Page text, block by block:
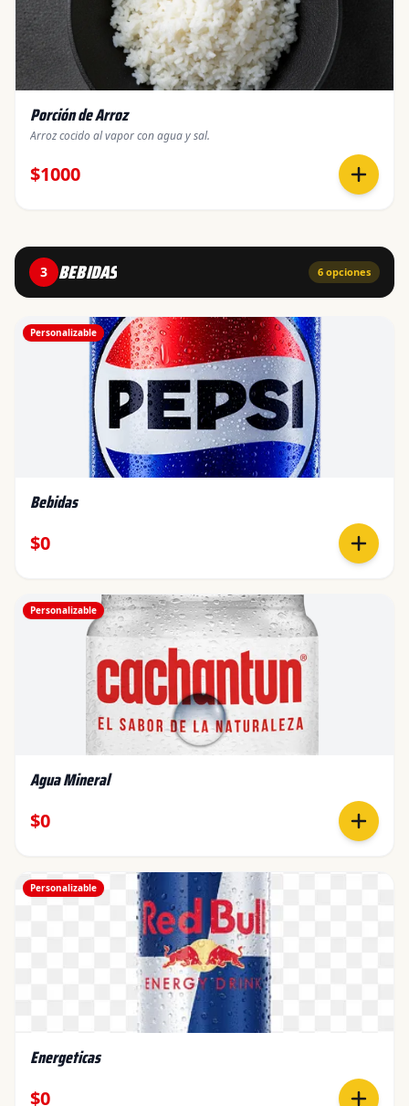
Porción de Arroz
Arroz cocido al vapor con agua y sal.
$1000
3 BEBIDAS 6 opciones
Personalizable
Bebidas
$0
Personalizable
Agua Mineral
$0
Personalizable
Energeticas
$0